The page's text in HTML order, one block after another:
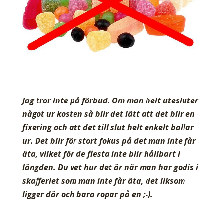
Jag tror inte på förbud. Om man helt utesluter
något ur kosten så blir det lätt att det blir en
fixering och att det till slut helt enkelt ballar
ur. Det blir för stort fokus på det man inte får
äta, vilket för de flesta inte blir hållbart i
längden. Du vet hur det är när man har godis i
skafferiet som man inte får äta, det liksom
ligger där och bara ropar på en ;-).